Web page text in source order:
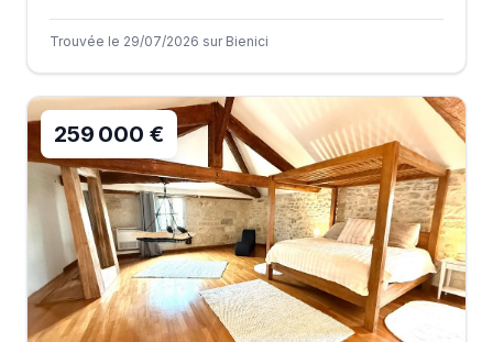
Trouvée le 29/07/2026 sur Bienici
259 000 €